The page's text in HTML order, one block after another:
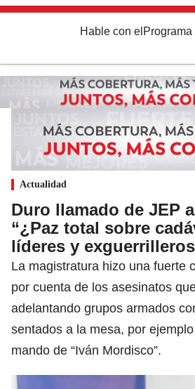
Hable con el Programa
Actualidad
Duro llamado de JEP
“¿Paz total sobre
líderes y
La magistratura hizo una fuerte
por cuenta de los asesinatos
adelantando grupos armados
sentados a la mesa, por
mando de “Iván Mordisco”.